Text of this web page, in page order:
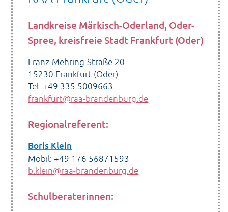
Der Trägerverein
Landkreise Märkisch-Oderland, Oder-
Spree, kreisfreie Stadt Frankfurt (Oder)
Franz-Mehring-Straße 20
15230 Frankfurt (Oder)
Tel. +49 335 5009663
frankfurt@raa-brandenburg.de
Regionalreferent:
Boris Klein
Mobil: +49 176 56871593
b.klein@raa-brandenburg.de
Schulberaterinnen: